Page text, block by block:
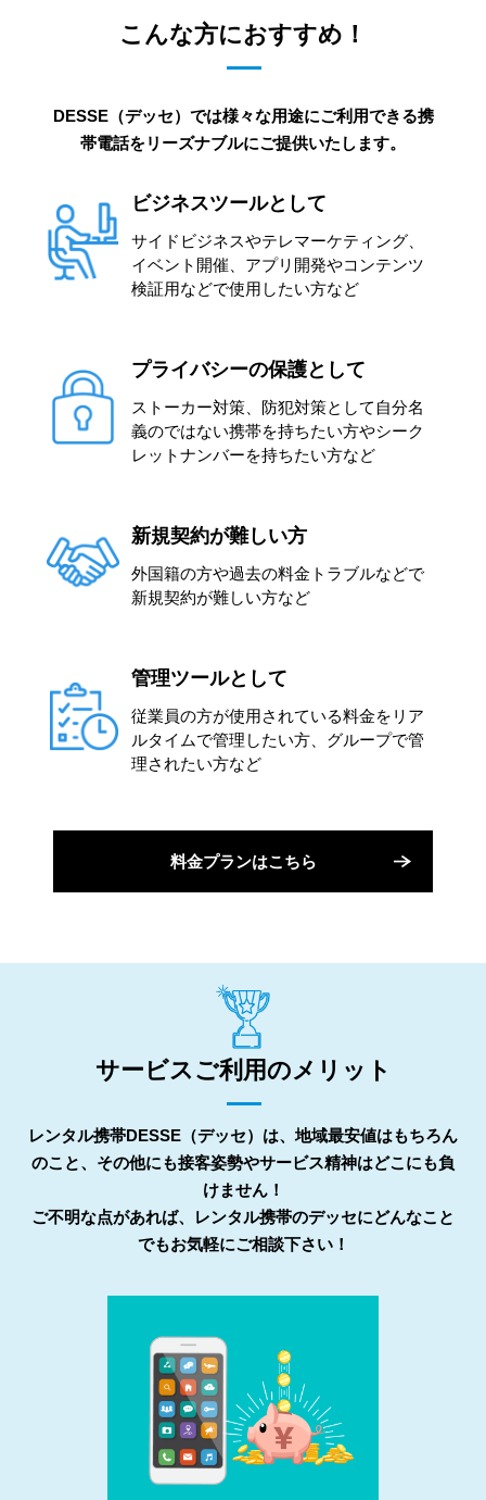
こんな方におすすめ！
DESSE（デッセ）では様々な用途にご利用できる携
帯電話をリーズナブルにご提供いたします。
ビジネスツールとして
サイドビジネスやテレマーケティング、
イベント開催、アプリ開発やコンテンツ
検証用などで使用したい方など
プライバシーの保護として
ストーカー対策、防犯対策として自分名
義のではない携帯を持ちたい方やシーク
レットナンバーを持ちたい方など
新規契約が難しい方
外国籍の方や過去の料金トラブルなどで
新規契約が難しい方など
管理ツールとして
従業員の方が使用されている料金をリア
ルタイムで管理したい方、グループで管
理されたい方など
料金プランはこちら
サービスご利用のメリット
レンタル携帯DESSE（デッセ）は、地域最安値はもちろん
のこと、その他にも接客姿勢やサービス精神はどこにも負
けません！
ご不明な点があれば、レンタル携帯のデッセにどんなこと
でもお気軽にご相談下さい！